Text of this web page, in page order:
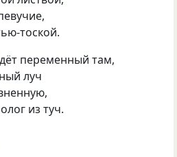
тоской.
переменный там,
луч
из туч.